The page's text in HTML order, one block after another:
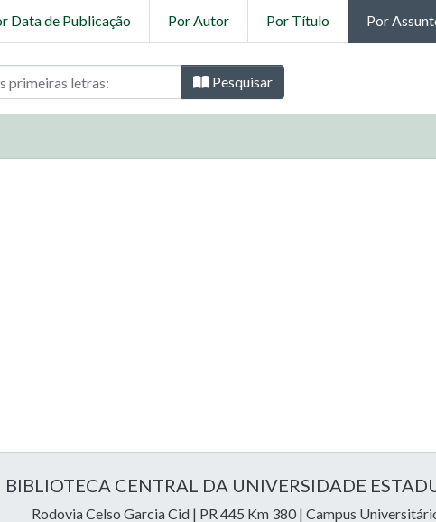
Data de Publicação Por Autor Por Título Por
- Comunicação e Cultura
Pesquisar
BIBLIOTECA CENTRAL DA UNIVERSIDADE
Rodovia Celso Garcia Cid | PR 445 Km 380 | Campus